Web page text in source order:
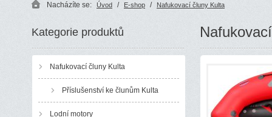
Nacházíte se: Úvod / E-shop / Nafukovací čluny Kulta
Kategorie produktů
Nafukovací čluny Kulta
Příslušenství ke člunům Kulta
Lodní motory